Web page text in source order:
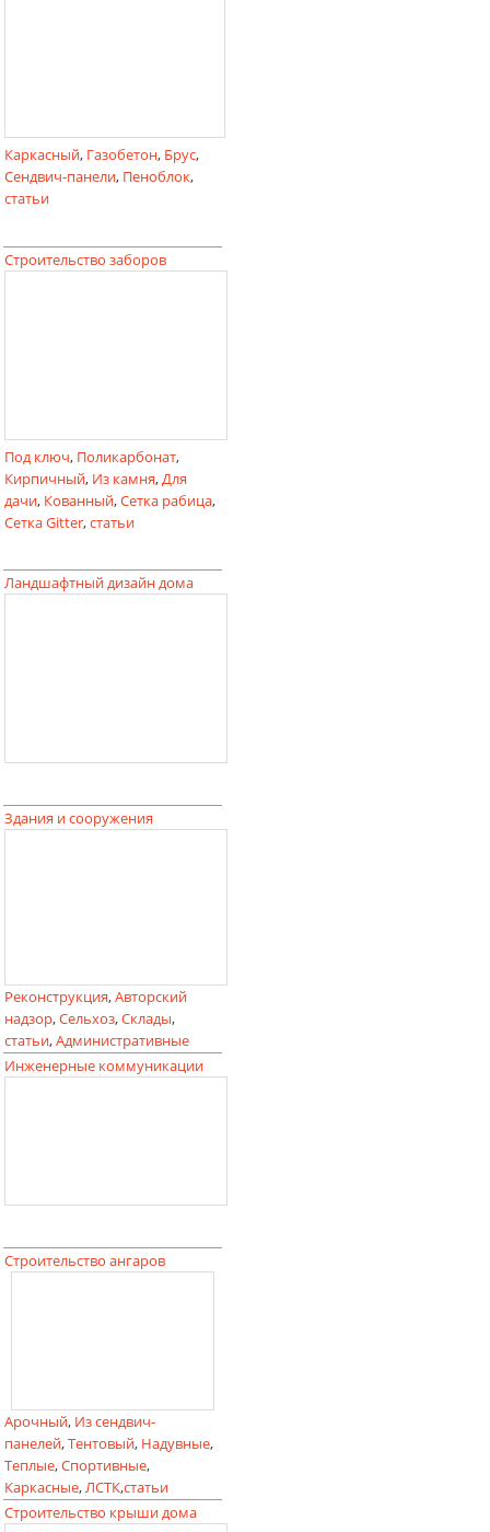
Каркасный, Газобетон, Брус,
Сендвич-панели, Пеноблок,
статьи
Строительство заборов
Под ключ, Поликарбонат,
Кирпичный, Из камня, Для
дачи, Кованный,Сетка рабица,
Сетка Gitter,статьи
Ландшафтный дизайн дома
Здания и сооружения
Реконструкция,Авторский
надзор,Сельхоз,Склады,
статьи,Административные
Инженерные коммуникации
Строительство ангаров
Арочный, Из сендвич-
панелей,Тентовый, Надувные,
Теплые,Спортивные,
Каркасные,ЛСТК,статьи
Строительство крыши дома